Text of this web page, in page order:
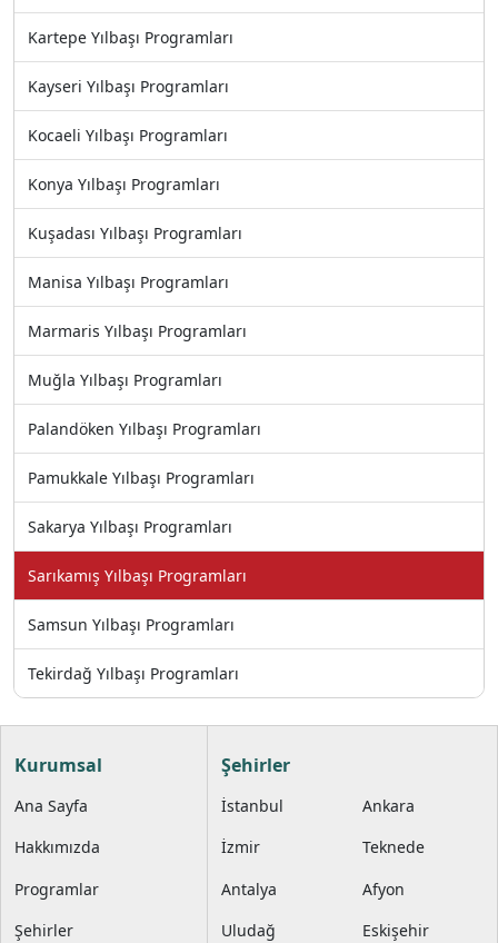
Kartepe Yılbaşı Programları
Kayseri Yılbaşı Programları
Kocaeli Yılbaşı Programları
Konya Yılbaşı Programları
Kuşadası Yılbaşı Programları
Manisa Yılbaşı Programları
Marmaris Yılbaşı Programları
Muğla Yılbaşı Programları
Palandöken Yılbaşı Programları
Pamukkale Yılbaşı Programları
Sakarya Yılbaşı Programları
Sarıkamış Yılbaşı Programları
Samsun Yılbaşı Programları
Tekirdağ Yılbaşı Programları
Kurumsal
Ana Sayfa
Hakkımızda
Programlar
Şehirler
Şehirler
İstanbul
Ankara
İzmir
Teknede
Antalya
Afyon
Uludağ
Eskişehir